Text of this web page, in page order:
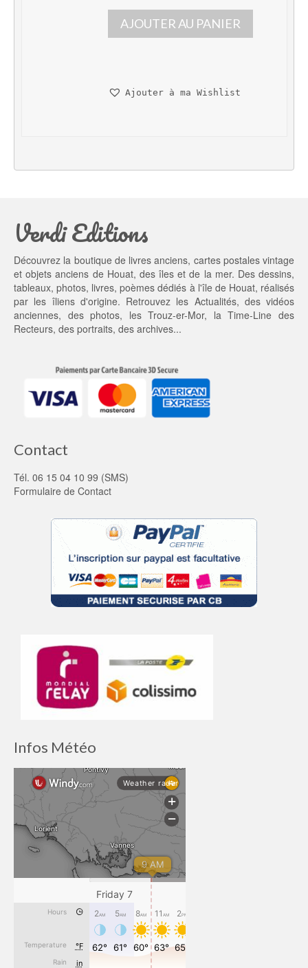
p
r
i
i
é
t :
5,
0
0 €.
p
r
i
t
s
AJOUTER AU PANIER
Ajouter à ma Wishlist
Verdi Editions
Découvrez la boutique de livres anciens, cartes postales vintage
et objets anciens de Houat, des îles et de la mer. Des dessins,
tableaux, photos, livres, poèmes dédiés à l'île de Houat, réalisés
par les îliens d'origine. Retrouvez les Actualités, des vidéos
anciennes, desphotos, lesTrouz-er-Mor, laTime-Line des
Recteurs, des portraits, des archives...
Contact
Tél. 06 15 04 10 99 (SMS)
Formulaire de Contact
Infos Météo